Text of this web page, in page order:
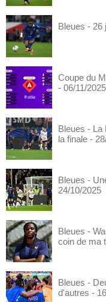
Bleues - 26
Coupe du
- 06/11/2025
Bleues - La
la finale -
Bleues -
24/10/2025
Bleues -
coin de ma
Bleues -
d'autres -